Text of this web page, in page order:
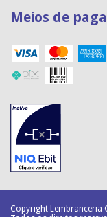
Meios de
Copyright Lembranceria